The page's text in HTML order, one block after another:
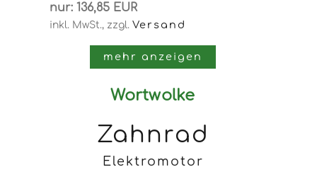
nur: 136,85 EUR
inkl. MwSt., zzgl. Versand
mehr anzeigen
Wortwolke
Zahnrad
Elektromotor